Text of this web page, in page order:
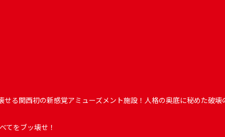
る関西初の新感覚アミューズメント施設！人格の奥底に秘めた破壊
てをブッ壊せ！